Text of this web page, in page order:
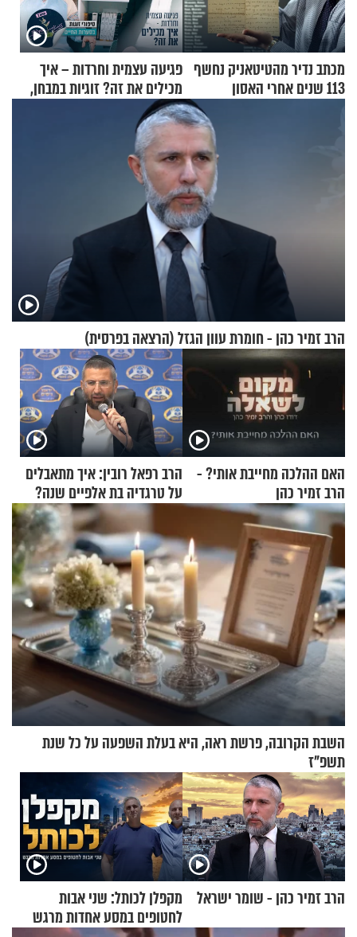
מכתב נדיר מהטיטאניק נחשף
113 שנים אחרי האסון
פגיעה עצמית וחרדות – איך
מכילים את זה? זוגיות במבחן,
הפעם עם יהודית ואלתר כהן
הרב זמיר כהן - חומרת עוון הגזל (הרצאה בפרסית)
האם ההלכה מחייבת אותי? -
הרב זמיר כהן
הרב רפאל רובין: איך מתאבלים
על טרגדיה בת אלפיים שנה?
השבת הקרובה, פרשת ראה, היא בעלת השפעה על כל שנת
תשפ"ז
הרב זמיר כהן - שומר ישראל
מקפלן לכותל: שני אבות
לחטופים במסע אחדות מרגש